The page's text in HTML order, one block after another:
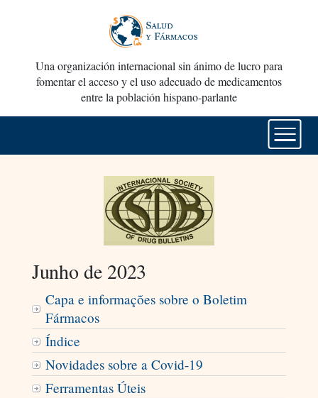
Una organización internacional sin ánimo de lucro para
fomentar el acceso y el uso adecuado de medicamentos
entre la población hispano-parlante
Junho de 2023
Capa e informações sobre o Boletim
Fármacos
Índice
Novidades sobre a Covid-19
Ferramentas Úteis